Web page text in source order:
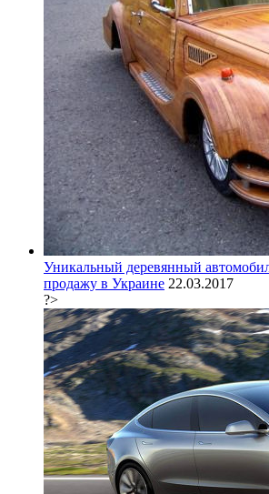
Уникальный деревянный
продажу в Украине 22.03.2017
?>